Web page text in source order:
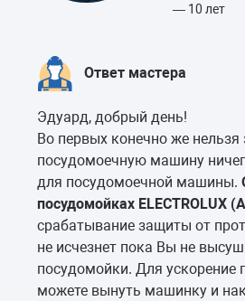
— 10 лет
Ответ мастера
Эдуард, добрый день!
Во первых конечно же нельзя
посудомоечную машину
для посудомоечной машины.
посудомойках ELECTROLUX
срабатывание защиты от
не исчезнет пока Вы не
посудомойки. Для ускорение
можете вынуть машинку и